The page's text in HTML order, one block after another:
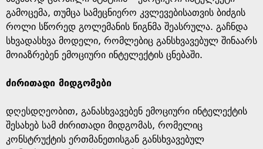
გამოცემა, თუმცა სამეცნიერო კვლევებისათვის ბიძგის
როლი სწორედ გოლემანის წიგნმა შეასრულა. გაჩნდა
სხვადასხვა მოდელი, რომლებიც განსხვავებულ შინაარს
მოიაზრებენ ემოციური ინტელექტის ცნებაში.
ძირითადი მიდგომები
დღესდღეობით, განასხვავებენ ემოციური ინტელექტის
შესახებ სამ ძირითადი მიდგომას, რომელიც
კონსტრუქტის ერთმანეთისგან განსხვავებულ